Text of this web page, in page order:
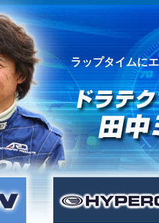
ラップタイムに